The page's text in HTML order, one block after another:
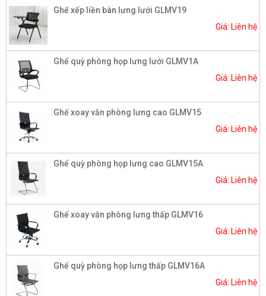
Ghế xếp liền bàn lưng lưới GLMV19
Giá: Liên hệ
Ghế quỳ phòng họp lưng lưới GLMV1A
Giá: Liên hệ
Ghế xoay văn phòng lưng cao GLMV15
Giá: Liên hệ
Ghế quỳ phòng họp lưng cao GLMV15A
Giá: Liên hệ
Ghế xoay văn phòng lưng thấp GLMV16
Giá: Liên hệ
Ghế quỳ phòng họp lưng thấp GLMV16A
Giá: Liên hệ